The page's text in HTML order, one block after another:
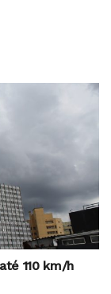
110 km/h